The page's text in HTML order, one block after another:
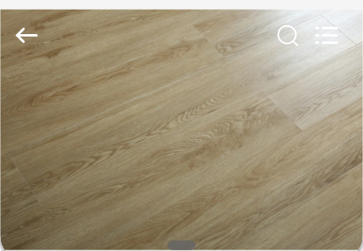
家
製
品
JIANGSU
ESTY
BUILDING
MATERIALS
CO.,LTD.
Reserved.
Developed